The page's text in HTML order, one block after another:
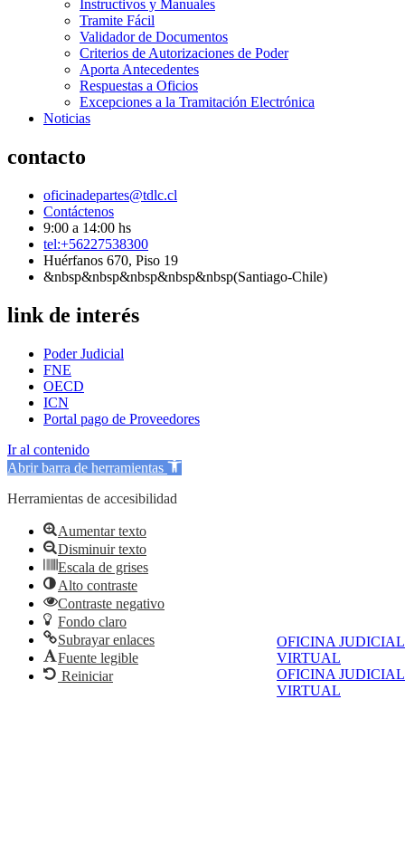
OFICINA JUDICIAL
VIRTUAL
OFICINA JUDICIAL
VIRTUAL
Instructivos y Manuales
Tramite Fácil
Validador de Documentos
Criterios de Autorizaciones de Poder
Aporta Antecedentes
Respuestas a Oficios
Excepciones a la Tramitación Electrónica
Noticias
contacto
oficinadepartes@tdlc.cl
Contáctenos
9:00 a 14:00 hs
tel:+56227538300
Huérfanos 670, Piso 19
&nbsp&nbsp&nbsp&nbsp&nbsp(Santiago-Chile)
link de interés
Poder Judicial
FNE
OECD
ICN
Portal pago de Proveedores
Ir al contenido
Abrir barra de herramientas
Herramientas de accesibilidad
Aumentar texto
Disminuir texto
Escala de grises
Alto contraste
Contraste negativo
Fondo claro
Subrayar enlaces
Fuente legible
Reiniciar